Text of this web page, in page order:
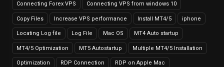
Connecting Forex VPS Connecting VPS from windows 10
Copy Files Increase VPS performance Install MT4/5 iphone
Locating Log file Log File Mac OS MT4 Auto startup
MT4/5 Optimization MT5 Autostartup Multiple MT4/5 Installation
Optimization RDP Connection RDP on Apple Mac